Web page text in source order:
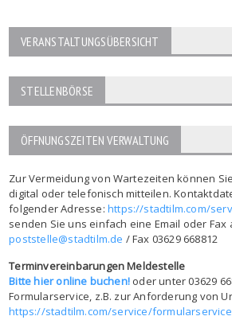
VERANSTALTUNGSÜBERSICHT
STELLENBÖRSE
ÖFFNUNGSZEITEN VERWALTUNG
Zur Vermeidung von Wartezeiten können
digital oder telefonisch mitteilen.
folgender Adresse: https://stadtilm.com/
senden Sie uns einfach eine Email oder Fax
poststelle@stadtilm.de / Fax 03629 668812
Terminvereinbarungen Meldestelle
Bitte hier online buchen! oder unter 03629
Formularservice, z.B. zur Anforderung von
https://stadtilm.com/service/